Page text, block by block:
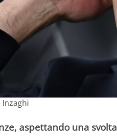
aspettando una svolta